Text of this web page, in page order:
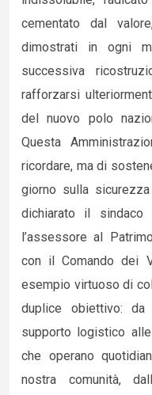
cementato dal
dimostrati in ogni
successiva
rafforzarsi
del nuovo polo
Questa
ricordare, ma di
giorno sulla
dichiarato il sindaco
l’assessore al
con il Comando dei
esempio virtuoso di
duplice obiettivo:
supporto logistico
che operano
nostra comunità,